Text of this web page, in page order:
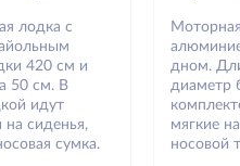
лодка с
420 см и
50 см. В
идут
на сиденья,
сумка.
дном.
диаметр
мягкие
носовой